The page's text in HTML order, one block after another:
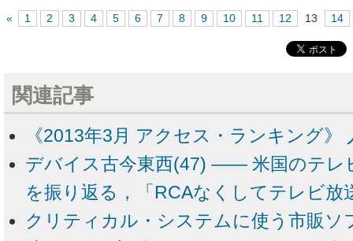
« 1 2 3 4 5 6 7 8 9 10 11 12 13 14
関連記事
《2013年3月 アクセス・ランキング》
デバイス古今東西(47) ―― 米国のテレ
を振り返る，「RCAなくしてテレビ放
クリティカル・システムに使う市販ソ